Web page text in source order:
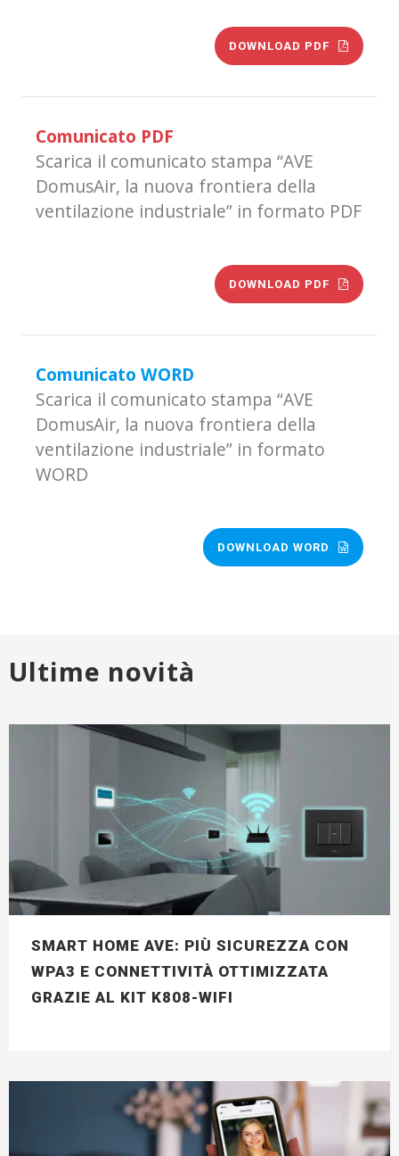
DOWNLOAD PDF
Comunicato PDF
Scarica il comunicato stampa “AVE
DomusAir, la nuova frontiera della
ventilazione industriale” in formato PDF
DOWNLOAD PDF
Comunicato WORD
Scarica il comunicato stampa “AVE
DomusAir, la nuova frontiera della
ventilazione industriale” in formato
WORD
DOWNLOAD WORD
Ultime novità
SMART HOME AVE: PIÙ SICUREZZA CON
WPA3 E CONNETTIVITÀ OTTIMIZZATA
GRAZIE AL KIT K808-WIFI